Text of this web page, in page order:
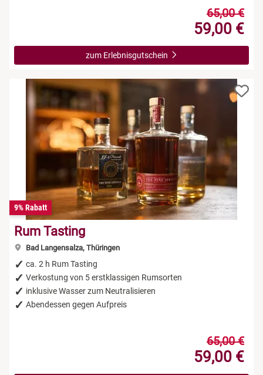
65,00 €
59,00 €
zum Erlebnisgutschein
9% Rabatt
Rum Tasting
Bad Langensalza, Thüringen
ca. 2 h Rum Tasting
Verkostung von 5 erstklassigen Rumsorten
inklusive Wasser zum Neutralisieren
Abendessen gegen Aufpreis
65,00 €
59,00 €